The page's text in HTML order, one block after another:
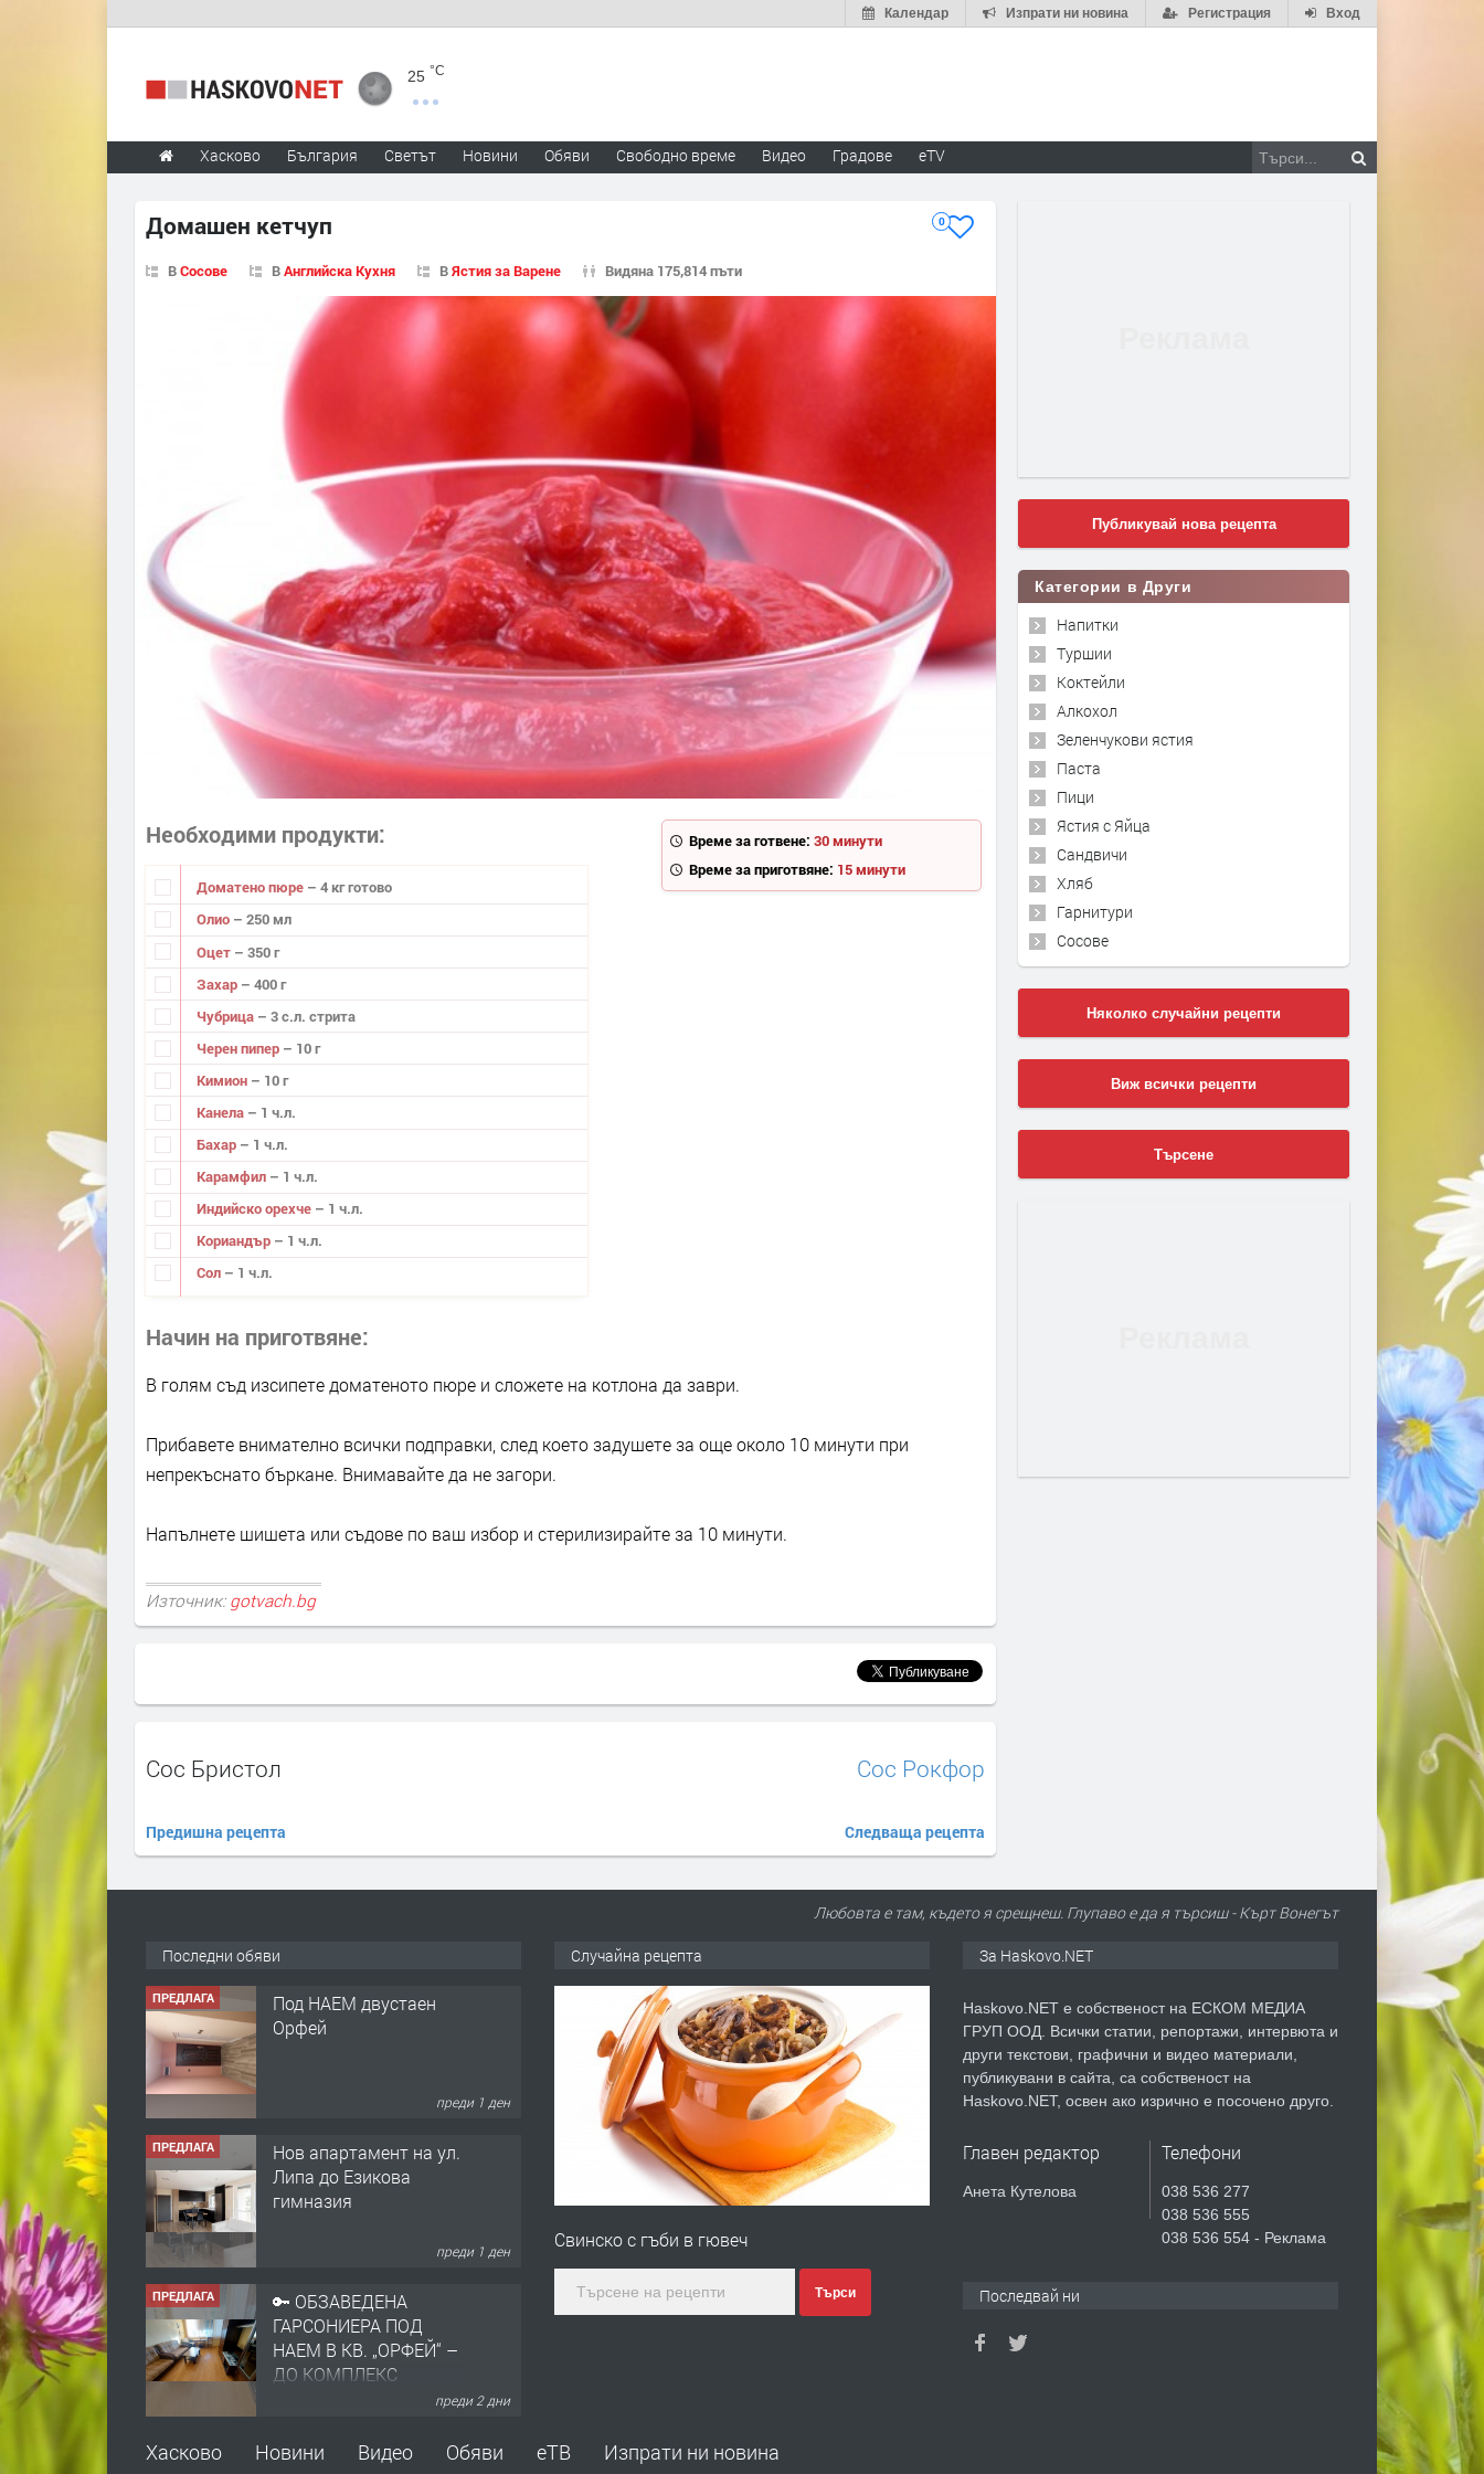
Вход
Регистрация
Изпрати ни новина
Календар
25 °C
Хасково България Светът Новини Обяви Свободно време Видео Градове eTV
Домашен кетчуп 0
ВСосове ВАнглийска Кухня ВЯстия за Варене Видяна 175,814 пъти
Време за готвене: 30 минути
Време за приготвяне: 15 минути
Необходими продукти
Доматено пюре – 4 кг готово
Олио – 250 мл
Оцет – 350 г
Захар – 400 г
Чубрица – 3 с.л. стрита
Черен пипер – 10 г
Кимион – 10 г
Канела – 1 ч.л.
Бахар – 1 ч.л.
Карамфил – 1 ч.л.
Индийско орехче – 1 ч.л.
Кориандър – 1 ч.л.
Сол – 1 ч.л.
Начин на приготвяне
В голям съд изсипете доматеното пюре и сложете на котлона да заври.
Прибавете внимателно всички подправки, след което задушете за още около 10 минути при
непрекъснато бъркане. Внимавайте да не загори.
Напълнете шишета или съдове по ваш избор и стерилизирайте за 10 минути.
Източник: gotvach.bg
Сос Бристол
Предишна рецепта
Сос Рокфор
Следваща рецепта
Публикувай нова рецепта
Категории в Други
Напитки
Туршии
Коктейли
Алкохол
Зеленчукови ястия
Паста
Пици
Ястия с Яйца
Сандвичи
Хляб
Гарнитури
Сосове
Няколко случайни рецепти
Виж всички рецепти
Търсене
Любовта е там, където я срещнеш. Глупаво е да я търсиш - Кърт Вонегът
Последни обяви
Орфей
ПРЕДЛАГА
Липа до Езикова
гимназия
ПРЕДЛАГА
ГАРСОНИЕРА ПОД
НАЕМ В КВ. „ОРФЕЙ“ –
ДО КОМПЛЕКС
„ВЕСПРЕМ“, ГР.
ПРЕДЛАГА
И ОБОРУДВАН
Случайна рецепта
Свинско с гъби в гювеч
Търси
За Haskovo.NET
Haskovo.NET е собственост на ЕСКОМ МЕДИА
ГРУП ООД. Всички статии, репортажи, интервюта и
други текстови, графични и видео материали,
публикувани в сайта, са собственост на
Haskovo.NET, освен ако изрично е посочено друго.
Главен редактор
Анета Кутелова
Телефони
038 536 277
038 536 555
038 536 554 - Реклама
Последвай ни
Хасково Новини Видео Обяви еТВ Изпрати ни новина